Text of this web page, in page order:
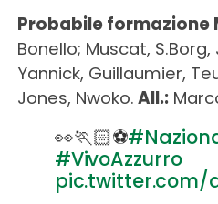
Probabile
Bonello; Muscat, S.Borg,
Yannick, Guillaumier,
Jones, Nwoko. All.:
👀🏃🏻⚽️
#VivoAzzurro
pic.twitter.com/